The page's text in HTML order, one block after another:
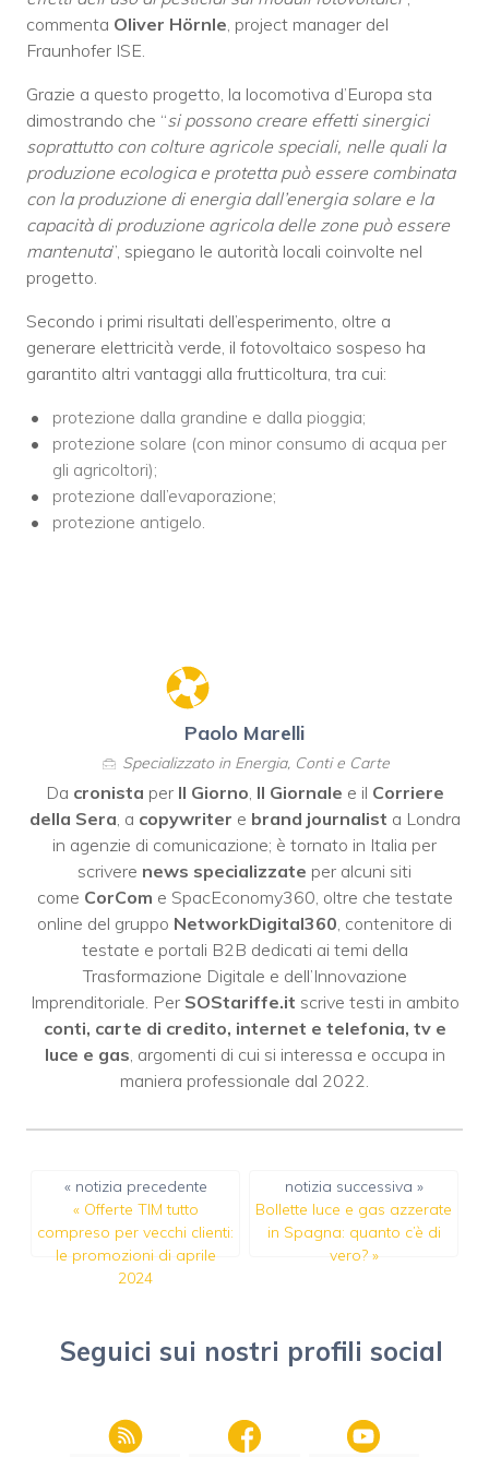
commenta Oliver Hörnle, project manager del
Fraunhofer ISE.
Grazie a questo progetto, la locomotiva d’Europa sta
dimostrando che “si possono creare effetti sinergici
soprattutto con colture agricole speciali, nelle quali la
produzione ecologica e protetta può essere combinata
con la produzione di energia dall’energia solare e la
capacità di produzione agricola delle zone può essere
mantenuta”, spiegano le autorità locali coinvolte nel
progetto.
Secondo i primi risultati dell’esperimento, oltre a
generare elettricità verde, il fotovoltaico sospeso ha
garantito altri vantaggi alla frutticoltura, tra cui:
protezione dalla grandine e dalla pioggia;
protezione solare (con minor consumo di acqua per
gli agricoltori);
protezione dall’evaporazione;
protezione antigelo.
Paolo Marelli
Specializzato in Energia, Conti e Carte
Da cronista per Il Giorno, Il Giornale e il Corriere
della Sera, a copywriter e brand journalist a Londra
in agenzie di comunicazione; è tornato in Italia per
scrivere news specializzate per alcuni siti
come CorCom e SpacEconomy360, oltre che testate
online del gruppo NetworkDigital360, contenitore di
testate e portali B2B dedicati ai temi della
Trasformazione Digitale e dell’Innovazione
Imprenditoriale. Per SOStariffe.it scrive testi in ambito
conti, carte di credito, internet e telefonia, tv e
luce e gas, argomenti di cui si interessa e occupa in
maniera professionale dal 2022.
« notizia precedente
« Offerte TIM tutto
compreso per vecchi clienti:
le promozioni di aprile
2024
notizia successiva »
Bollette luce e gas azzerate
in Spagna: quanto c’è di
vero?»
Seguici sui nostri profili social